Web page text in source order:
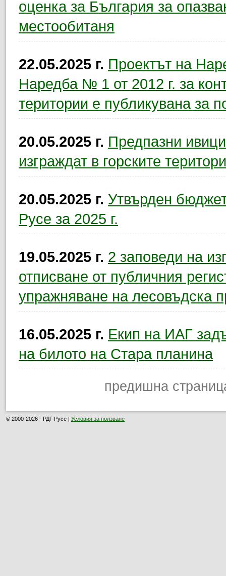
оценка за България за
местообитаня
22.05.2025 г. Проектът на
Наредба № 1 от 2012 г. за
територии е публикувана за
20.05.2025 г. Предпазни
изграждат в горските
20.05.2025 г. Утвърден
Русе за 2025 г.
19.05.2025 г. 2 заповеди на
отписване от публичния
упражняване на лесовъдска
16.05.2025 г. Екип на ИАГ
на билото на Стара планина
предишна
© 2000-2026 - РДГ Русе | Условия за ползване